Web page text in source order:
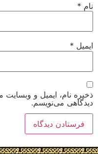
نام *
ایمیل *
ذخیره نام، ایمیل و
دیدگاهی می‌نویسم.